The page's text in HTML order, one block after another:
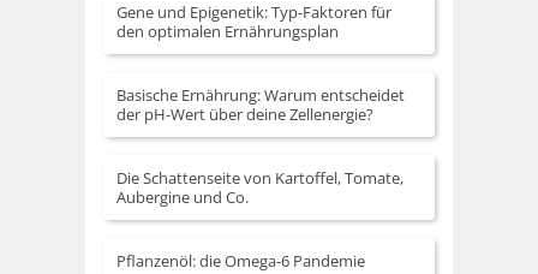
Gene und Epigenetik: Typ-Faktoren für
den optimalen Ernährungsplan
Basische Ernährung: Warum entscheidet
der pH-Wert über deine Zellenergie?
Die Schattenseite von Kartoffel, Tomate,
Aubergine und Co.
Pflanzenöl: die Omega-6 Pandemie